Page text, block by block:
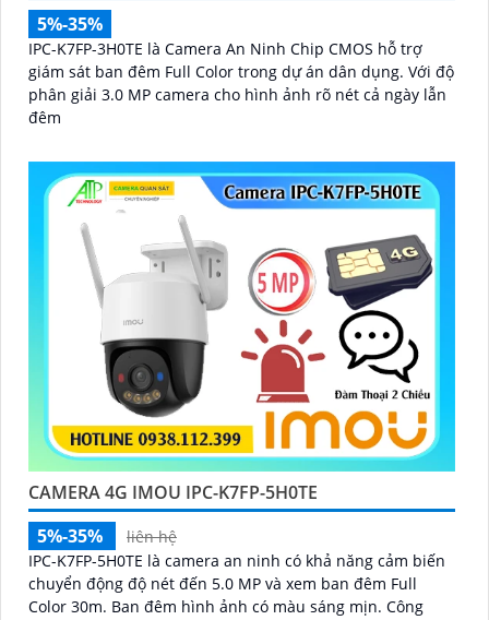
5%-35%
IPC-K7FP-3H0TE là Camera An Ninh Chip CMOS hỗ trợ
giám sát ban đêm Full Color trong dự án dân dụng. Với độ
phân giải 3.0 MP camera cho hình ảnh rõ nét cả ngày lẫn
đêm
CAMERA 4G IMOU IPC-K7FP-5H0TE
5%-35%
liên hệ
IPC-K7FP-5H0TE là camera an ninh có khả năng cảm biến
chuyển động độ nét đến 5.0 MP và xem ban đêm Full
Color 30m. Ban đêm hình ảnh có màu sáng mịn. Công